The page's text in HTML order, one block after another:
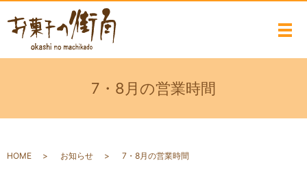
メ
7・8月の営業時間
HOME お知らせ 7・8月の営業時間